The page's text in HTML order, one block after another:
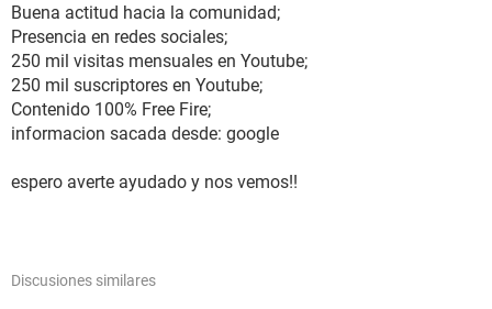
Buena actitud hacia la comunidad;
Presencia en redes sociales;
250 mil visitas mensuales en Youtube;
250 mil suscriptores en Youtube;
Contenido 100% Free Fire;
informacion sacada desde: google
espero averte ayudado y nos vemos!!
Discusiones similares